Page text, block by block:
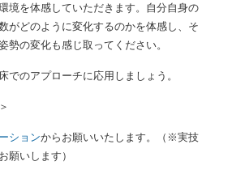
境を体感していただきます。自分自身の
がどのように変化するのかを体感し、そ
勢の変化も感じ取ってください。
でのアプローチに応用しましょう。
ションからお願いいたします。（※実技
願いします）